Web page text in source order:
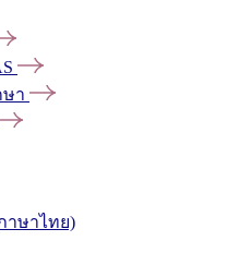
ษา
าษาไทย)